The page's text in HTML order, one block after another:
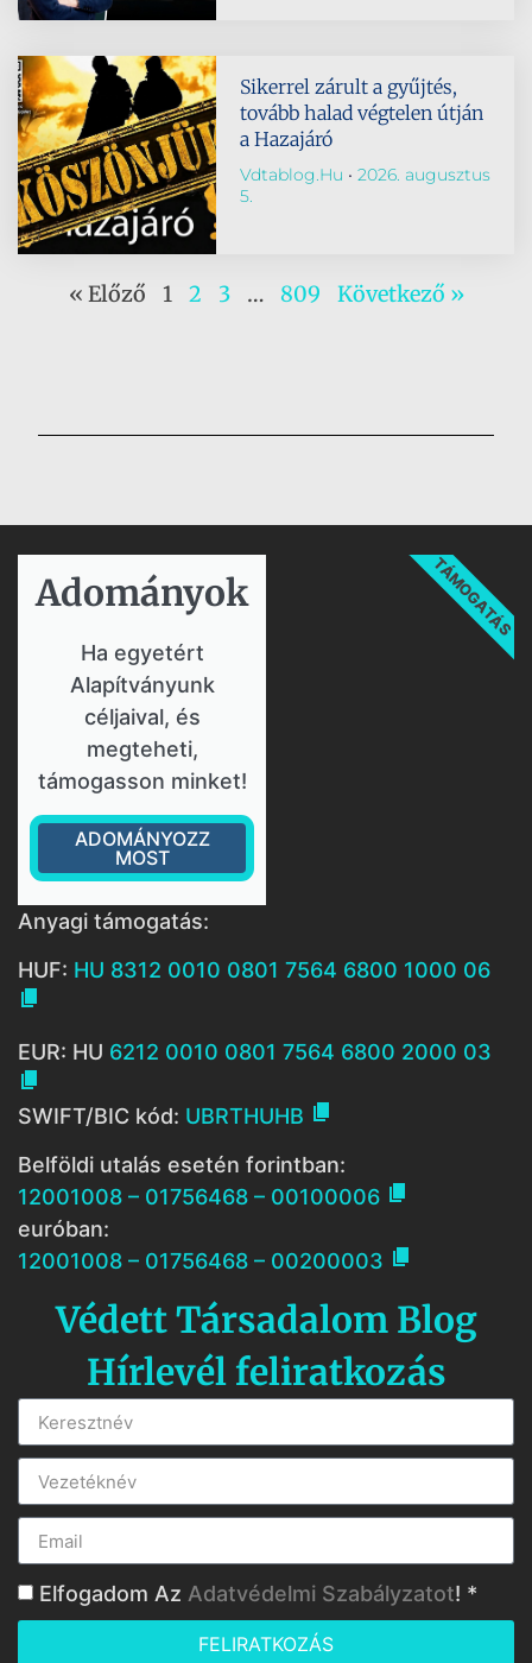
Sikerrel zárult a gyűjtés,
tovább halad végtelen útján
a Hazajáró
Vdtablog.hu
2026. augusztus
5.
« Előző 1 2 3 … 809 Következő »
Adományok​
Ha egyetért
Alapítványunk
céljaival, és
megteheti,
támogasson minket!
ADOMÁNYOZZ
MOST
TÁMOGATÁS
Anyagi támogatás:
HUF: HU 8312 0010 0801 7564 6800 1000 06

EUR: HU 6212 0010 0801 7564 6800 2000 03

SWIFT/BIC kód: UBRTHUHB 
Belföldi utalás esetén forintban:
12001008 – 01756468 – 00100006 
euróban:
12001008 – 01756468 – 00200003 
Védett Társadalom Blog
Hírlevél feliratkozás
Elfogadom Az Adatvédelmi Szabályzatot! *
FELIRATKOZÁS